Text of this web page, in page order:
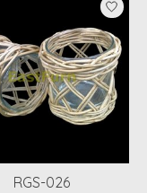
RGS-026